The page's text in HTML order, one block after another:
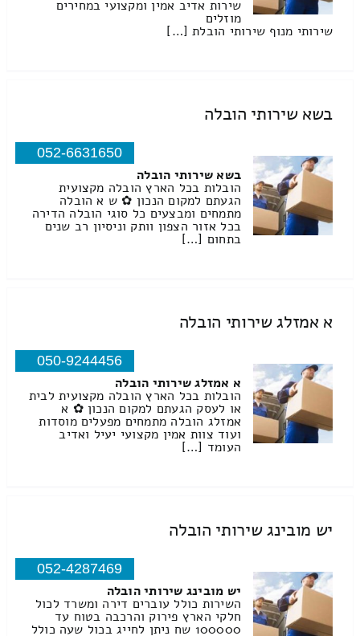
שירות אדיב אמין ומקצועי במחירים
מוזלים
שירותי מנוף שירותי הובלת […]
בשא שירותי הובלה
052-6631650
בשא שירותי הובלה
הובלות בכל הארץ הובלה מקצועית
הגעתם למקום הנכון ✿ ש א הובלה
מתמחים ומבצעים כל סוגי הובלה הדירה
בכל אזור הצפון וותק וניסיון רב שנים
בתחום […]
א אמזלג שירותי הובלה
050-9244456
א אמזלג שירותי הובלה
הובלות בכל הארץ הובלה מקצועית לבית
או לעסק הגעתם למקום הנכון ✿ א
אמזלג הובלה מתמחים מפעלים מוסדות
ועוד צוות אמין מקצועי יעיל ואדיב
העומד […]
יש מובינג שירותי הובלה
052-4287469
יש מובינג שירותי הובלה
השירות כולל עוברים דירה ומשרד לכול
חלקי הארץ פירוק והרכבה בטוח עד
100000 שח ניתן לחייג בכול שעה כולל